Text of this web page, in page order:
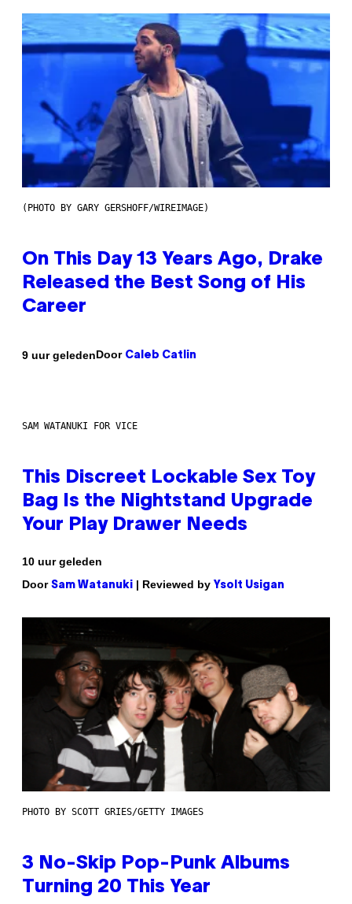
(PHOTO BY GARY GERSHOFF/WIREIMAGE)
On This Day 13 Years Ago, Drake
Released the Best Song of His
Career
9 uur geledenDoor Caleb Catlin
SAM WATANUKI FOR VICE
This Discreet Lockable Sex Toy
Bag Is the Nightstand Upgrade
Your Play Drawer Needs
10 uur geleden
Door Sam Watanuki | Reviewed by Ysolt Usigan
PHOTO BY SCOTT GRIES/GETTY IMAGES
3 No-Skip Pop-Punk Albums
Turning 20 This Year